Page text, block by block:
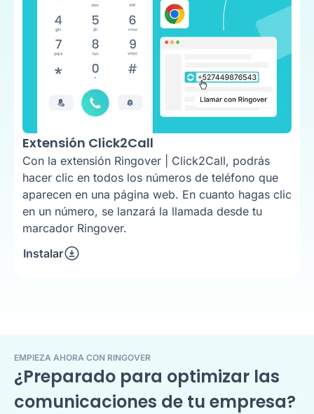
Extensión Click2Call
Con la extensión Ringover | Click2Call, podrás
hacer clic en todos los números de teléfono que
aparecen en una página web. En cuanto hagas clic
en un número, se lanzará la llamada desde tu
marcador Ringover.
Instalar
EMPIEZA AHORA CON RINGOVER
¿Preparado para optimizar las
comunicaciones de tu empresa?